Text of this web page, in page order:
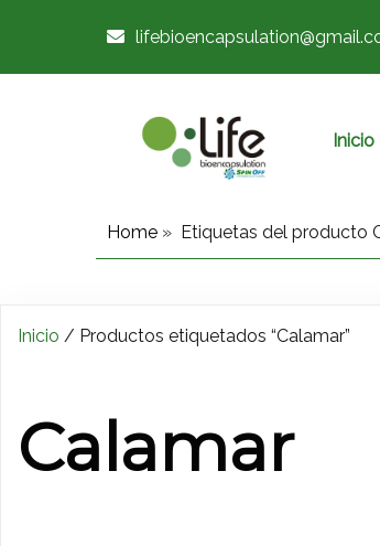
Inicio
Home » Etiquetas del producto
Inicio / Productos etiquetados “Calamar”
Calamar